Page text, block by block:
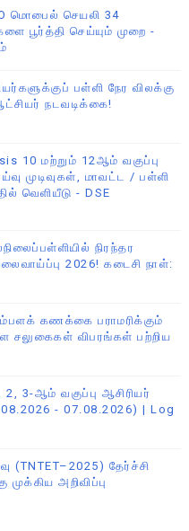
மொபைல் செயலி 34
பூர்த்தி செய்யும் முறை -
பள்ளி நேர விலக்கு
நடவடிக்கை!
10 மற்றும் 12ஆம் வகுப்பு
முடிவுகள், மாவட்ட / பள்ளி
வெளியீடு - DSE
நிரந்தர
2026! கடைசி நாள்:
கணக்கை பராமரிக்கும்
சலுகைகள் விபரங்கள் பற்றிய
3-ஆம் வகுப்பு ஆசிரியர்
- 07.08.2026) | Log
(TNTET–2025) தேர்ச்சி
முக்கிய அறிவிப்பு